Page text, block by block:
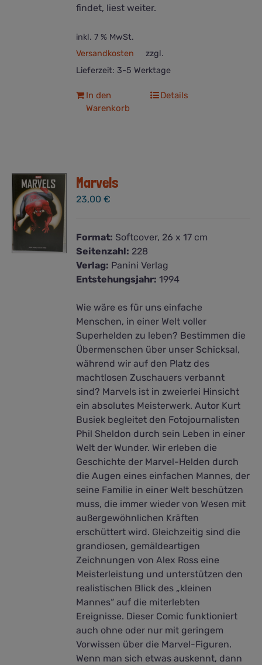
findet, liest weiter.
inkl. 7 % MwSt.
zzgl.
Versandkosten
Lieferzeit: 3-5 Werktage
In den
Warenkorb
Details
Marvels
23,00€
Format: Softcover, 26 x 17 cm
Seitenzahl: 228
Verlag: Panini Verlag
Entstehungsjahr: 1994
Wie wäre es für uns einfache
Menschen, in einer Welt voller
Superhelden zu leben? Bestimmen die
Übermenschen über unser Schicksal,
während wir auf den Platz des
machtlosen Zuschauers verbannt
sind? Marvels ist in zweierlei Hinsicht
ein absolutes Meisterwerk. Autor Kurt
Busiek begleitet den Fotojournalisten
Phil Sheldon durch sein Leben in einer
Welt der Wunder. Wir erleben die
Geschichte der Marvel-Helden durch
die Augen eines einfachen Mannes, der
seine Familie in einer Welt beschützen
muss, die immer wieder von Wesen mit
außergewöhnlichen Kräften
erschüttert wird. Gleichzeitig sind die
grandiosen, gemäldeartigen
Zeichnungen von Alex Ross eine
Meisterleistung und unterstützen den
realistischen Blick des „kleinen
Mannes“ auf die miterlebten
Ereignisse. Dieser Comic funktioniert
auch ohne oder nur mit geringem
Vorwissen über die Marvel-Figuren.
Wenn man sich etwas auskennt, dann